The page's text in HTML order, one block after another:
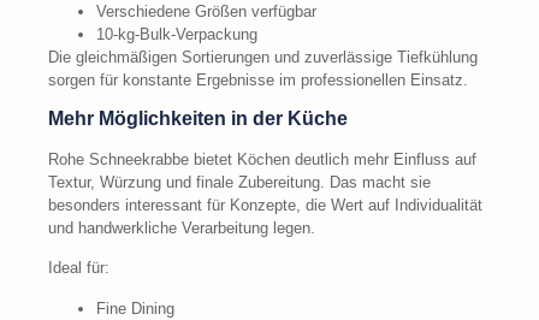
Verschiedene Größen verfügbar
10-kg-Bulk-Verpackung
Die gleichmäßigen Sortierungen und zuverlässige Tiefkühlung
sorgen für konstante Ergebnisse im professionellen Einsatz.
Mehr Möglichkeiten in der Küche
Rohe Schneekrabbe bietet Köchen deutlich mehr Einfluss auf
Textur, Würzung und finale Zubereitung. Das macht sie
besonders interessant für Konzepte, die Wert auf Individualität
und handwerkliche Verarbeitung legen.
Ideal für:
Fine Dining